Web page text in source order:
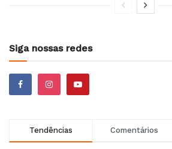
Siga nossas redes
Tendências Comentários